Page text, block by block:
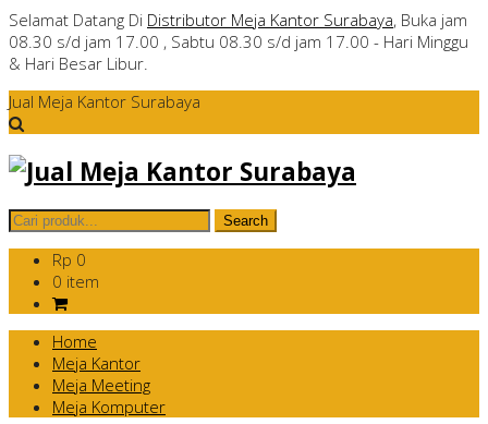
Selamat Datang Di Distributor Meja Kantor Surabaya, Buka jam
08.30 s/d jam 17.00 , Sabtu 08.30 s/d jam 17.00 - Hari Minggu
& Hari Besar Libur.
Jual Meja Kantor Surabaya
Rp 0
0 item
Home
Meja Kantor
Meja Meeting
Meja Komputer